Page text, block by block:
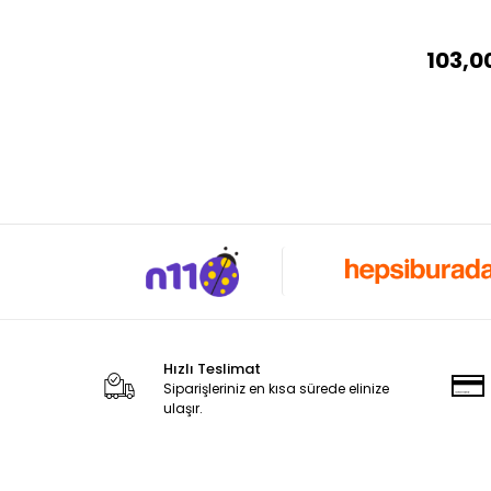
Hızlı Teslimat
Siparişleriniz en kısa sürede elinize
ulaşır.